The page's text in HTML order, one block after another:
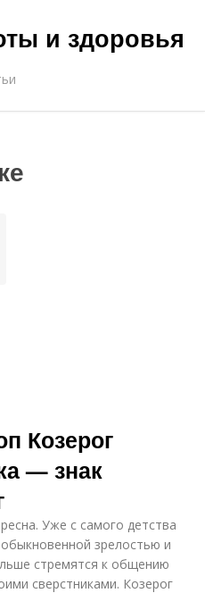
и здоровья
Козерог
— знак
Уже с самого детства
зрелостью и
стремятся к общению
сверстниками. Козерог